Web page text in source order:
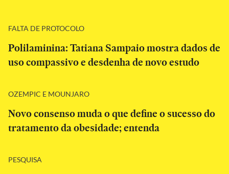
FALTA DE PROTOCOLO
Polilaminina: Tatiana Sampaio mostra dados de
uso compassivo e desdenha de novo estudo
OZEMPIC E MOUNJARO
Novo consenso muda o que define o sucesso do
tratamento da obesidade; entenda
PESQUISA